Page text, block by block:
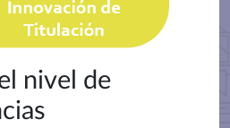
nivel de